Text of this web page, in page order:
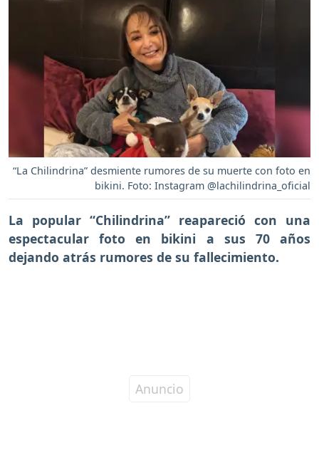
“La Chilindrina” desmiente rumores de su muerte con foto en
bikini. Foto: Instagram @lachilindrina_oficial
La popular “Chilindrina” reapareció con una
espectacular foto en bikini a sus 70 años
dejando atrás rumores de su fallecimiento.